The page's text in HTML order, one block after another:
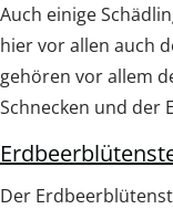
Auch einige
hier vor allen auch
gehören vor allem
Schnecken und der
Der